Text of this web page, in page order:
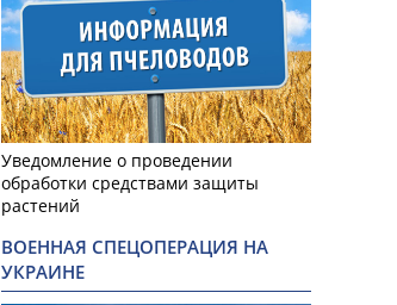
Уведомление о проведении
обработки средствами защиты
растений
ВОЕННАЯ СПЕЦОПЕРАЦИЯ НА
УКРАИНЕ